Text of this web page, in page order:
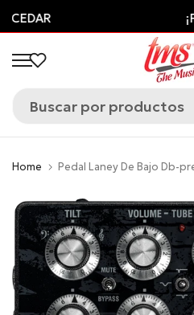
Saltar
al
contenido
¡Financia con ADDI
Home Pedal Laney De Bajo Db-